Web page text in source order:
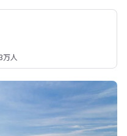
万人